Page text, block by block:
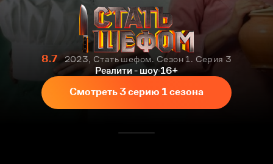
8.7
2023, Стать шефом. Сезон 1. Серия 3
Реалити - шоу 16+
Смотреть 3 серию 1 сезона